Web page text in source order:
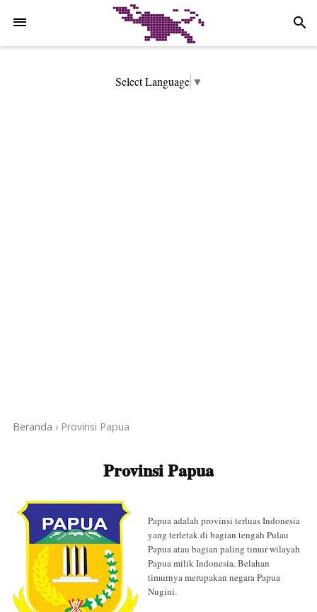
search
Select Language ▼
Beranda › Provinsi Papua
Provinsi Papua
Papua adalah provinsi terluas Indonesia
yang terletak di bagian tengah Pulau
Papua atau bagian paling timur wilayah
Papua milik Indonesia. Belahan
timurnya merupakan negara Papua
Nugini.